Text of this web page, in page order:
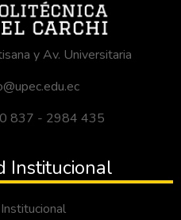
y Av. Universitaria
837 - 2984 435
Institucional